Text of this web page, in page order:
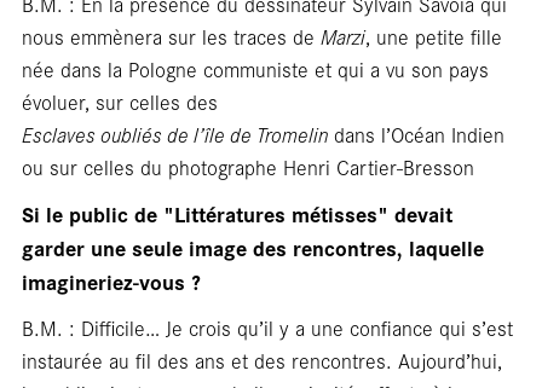
nous emmènera sur les traces de Marzi, une petite fille
née dans la Pologne communiste et qui a vu son pays
évoluer, sur celles des
Esclaves oubliés de l’île de Tromelin dans l’Océan Indien
ou sur celles du photographe Henri Cartier-Bresson
Si le public de "Littératures métisses" devait
garder une seule image des rencontres, laquelle
imagineriez-vous ?
B.M. : Difficile… Je crois qu’il y a une confiance qui s’est
instaurée au fil des ans et des rencontres. Aujourd’hui,